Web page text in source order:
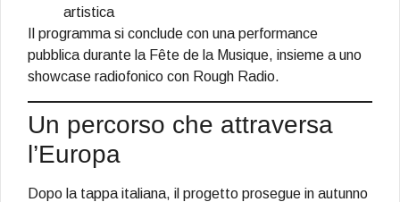
artistica
Il programma si conclude con una performance
pubblica durante la Fête de la Musique, insieme a uno
showcase radiofonico con Rough Radio.
Un percorso che attraversa
l’Europa
Dopo la tappa italiana, il progetto prosegue in autunno